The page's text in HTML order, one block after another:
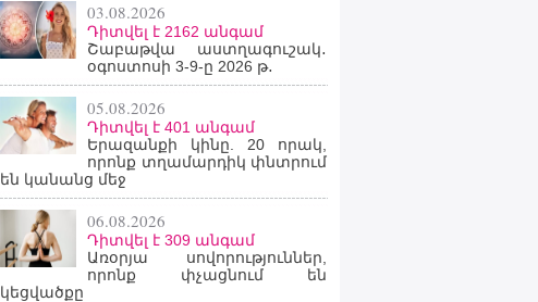
03.08.2026
Դիտվել է 2162 անգամ
Շաբաթվա աստղագուշակ․
օգոստոսի 3-9-ը 2026 թ․
05.08.2026
Դիտվել է 401 անգամ
Երազանքի կինը. 20 որակ,
որոնք տղամարդիկ փնտրում
են կանանց մեջ
06.08.2026
Դիտվել է 309 անգամ
Առօրյա սովորություններ,
որոնք փչացնում են
կեցվածքը